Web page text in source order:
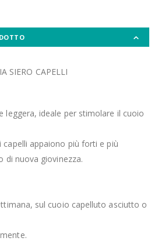
SIERO CAPELLI
leggera, ideale per stimolare il cuoio
appaiono più forti e più
di nuova giovinezza.
sul cuoio capelluto asciutto o